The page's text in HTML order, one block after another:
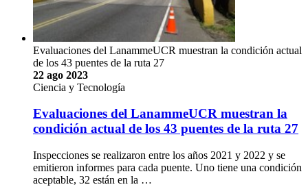
Evaluaciones del LanammeUCR muestran la condición actual
de los 43 puentes de la ruta 27
22 ago 2023
Ciencia y Tecnología
Evaluaciones del LanammeUCR muestran la
condición actual de los 43 puentes de la ruta 27
Inspecciones se realizaron entre los años 2021 y 2022 y se
emitieron informes para cada puente. Uno tiene una condición
aceptable, 32 están en la …